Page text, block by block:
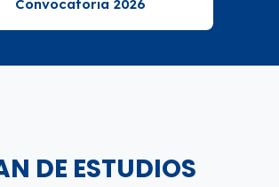
Convocatoria 2026
DE ESTUDIOS